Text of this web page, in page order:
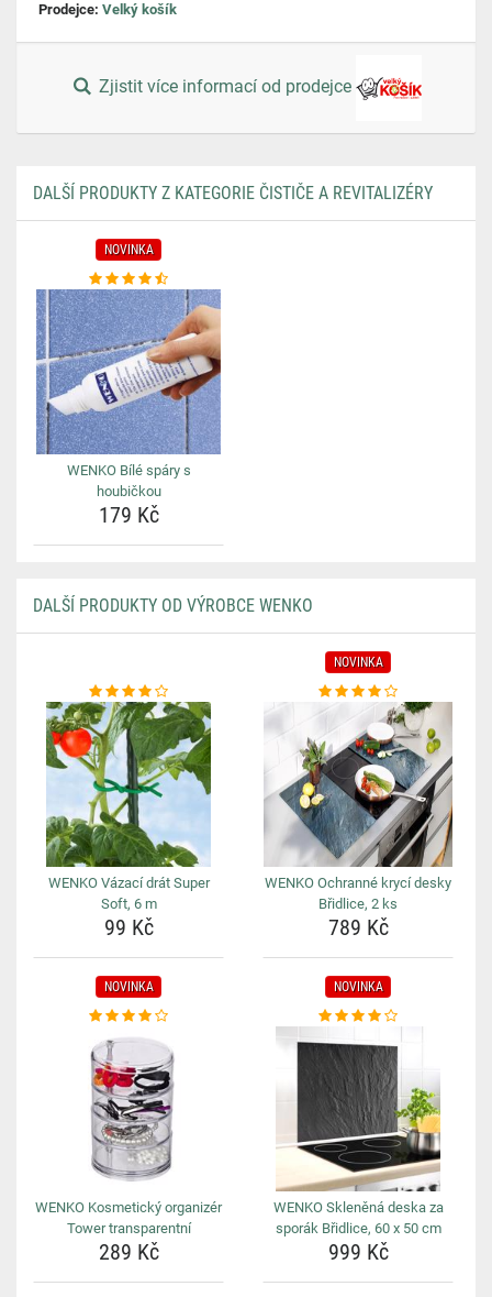
Prodejce: Velký košík
Zjistit více informací od prodejce
DALŠÍ PRODUKTY Z KATEGORIE ČISTIČE A REVITALIZÉRY
NOVINKA
WENKO Bílé spáry s
houbičkou
179 Kč
DALŠÍ PRODUKTY OD VÝROBCE WENKO
WENKO Vázací drát Super
Soft, 6 m
99 Kč
NOVINKA
WENKO Ochranné krycí desky
Břidlice, 2 ks
789 Kč
NOVINKA
WENKO Kosmetický organizér
Tower transparentní
289 Kč
NOVINKA
WENKO Skleněná deska za
sporák Břidlice, 60 x 50 cm
999 Kč